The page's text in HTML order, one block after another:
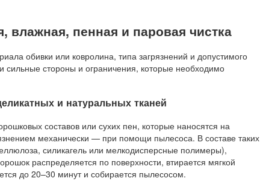
влажная, пенная и паровая чистка
обивки или ковролина, типа загрязнений и допустимого
стороны и ограничения, которые необходимо
и натуральных тканей
составов или сухих пен, которые наносятся на
механически — при помощи пылесоса. В составе таких
силикагель или мелкодисперсные полимеры),
распределяется по поверхности, втирается мягкой
до 20–30 минут и собирается пылесосом.